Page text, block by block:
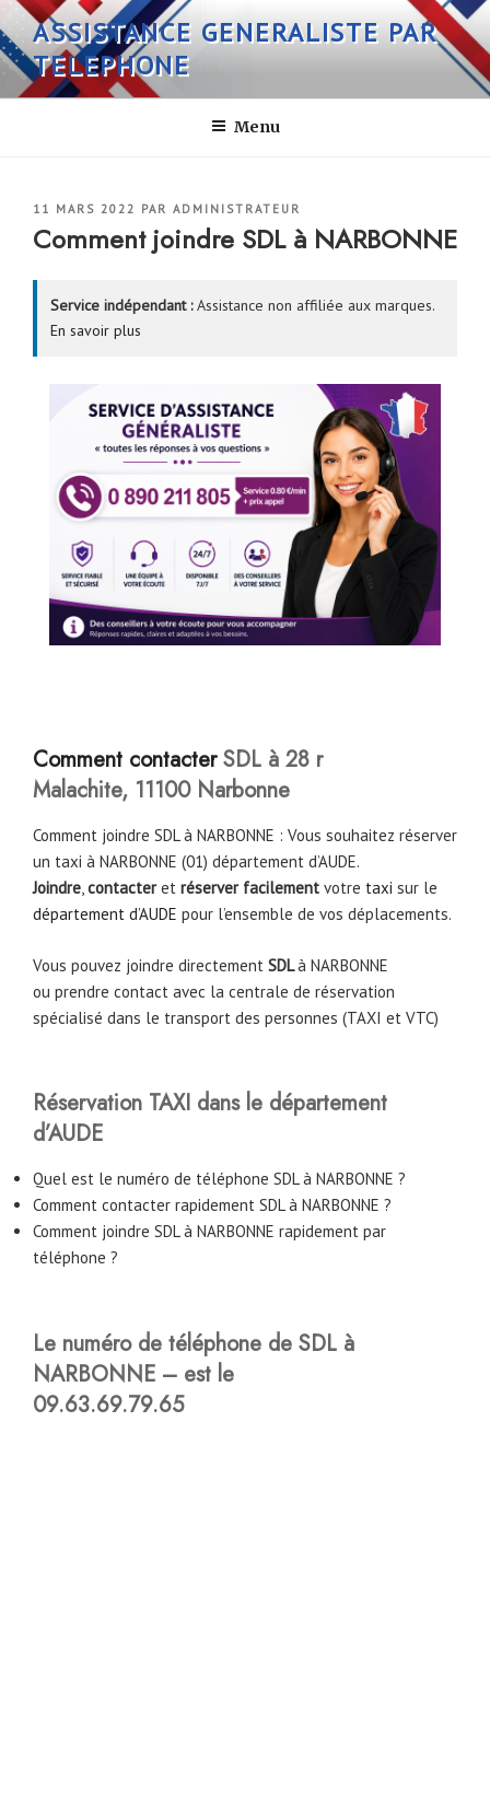
Aller
au
contenu
principal
ASSISTANCE GENERALISTE PAR
TELEPHONE
Menu
PUBLIÉ
LE
11 MARS 2022 PAR ADMINISTRATEUR
Comment joindre SDL à NARBONNE
Service indépendant :Assistance non affiliée aux marques.
En savoir plus
Comment contacterSDL à 28 r
Malachite, 11100 Narbonne
Comment joindre SDL à NARBONNE : Vous souhaitez réserver
un taxi à NARBONNE (01) département d’AUDE.
Joindre,contacteret réserver facilement votre taxi sur le
département d’AUDE pour l’ensemble de vos déplacements.
Vous pouvez joindre directement SDLà NARBONNE
ou prendre contact avec la centrale de réservation
spécialisé dans le transport des personnes (TAXI et VTC)
Réservation TAXI dans le département
d’AUDE
Quel est le numéro de téléphone SDL à NARBONNE ?
Comment contacter rapidement SDL à NARBONNE ?
Comment joindre SDL à NARBONNE rapidement par
téléphone ?
Le numéro de téléphone de SDL à
NARBONNE – est le
09.63.69.79.65